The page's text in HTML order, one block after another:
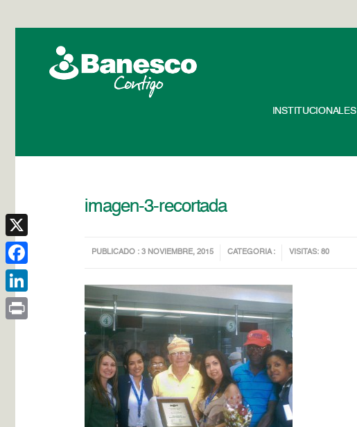
INSTITUCIONALES
imagen-3-recortada
PUBLICADO : 3 NOVIEMBRE, 2015 CATEGORIA : VISITAS: 80
X
Facebook
LinkedIn